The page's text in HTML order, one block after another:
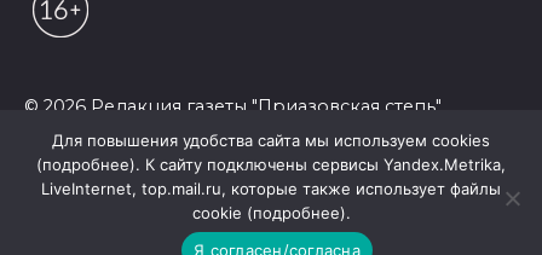
© 2026 Редакция газеты "Приазовская степь"
Для повышения удобства сайта мы используем cookies
(подробнее). К сайту подключены сервисы Yandex.Metrika,
LiveInternet, top.mail.ru, которые также использует файлы
cookie (подробнее).
Я согласен/согласна